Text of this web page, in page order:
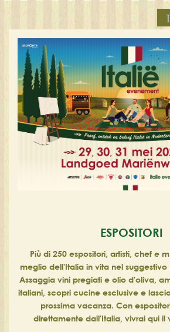
ESPOSITORI
Più di 250 espositori, artisti, chef e
meglio dell'Italia in vita nel
Assaggia vini pregiati e olio d'oliva,
italiani, scopri cucine esclusive e
prossima vacanza. Con
direttamente dall'Italia, vivrai qui il